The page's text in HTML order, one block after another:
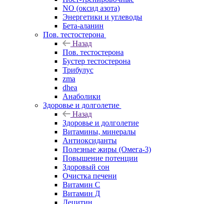
NO (оксид азота)
Энергетики и углеводы
Бета-аланин
Пов. тестостерона
Назад
Пов. тестостерона
Бустер тестостерона
Трибулус
zma
dhea
Анаболики
Здоровье и долголетие
Назад
Здоровье и долголетие
Витамины, минералы
Антиоксиданты
Полезные жиры (Омега-3)
Повышение потенции
Здоровый сон
Очистка печени
Витамин С
Витамин Д
Лецитин